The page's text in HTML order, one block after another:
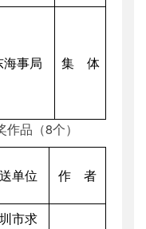
海事局 集 体
品（8个）
单位 作 者
市求